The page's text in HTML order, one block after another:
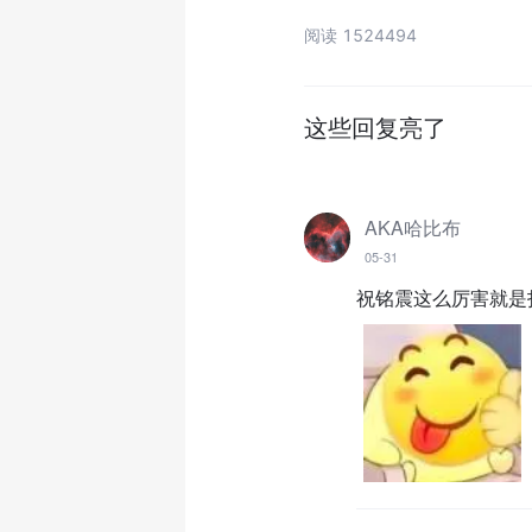
阅读 1524494
这些回复亮了
AKA哈比布
05-31
祝铭震这么厉害就